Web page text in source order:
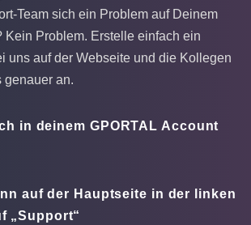
Team sich ein Problem auf Deinem
Kein Problem. Erstelle einfach ein
uns auf der Webseite und die Kollegen
genauer an.
in deinem GPORTAL Account
auf der Hauptseite in der linken
„Support“